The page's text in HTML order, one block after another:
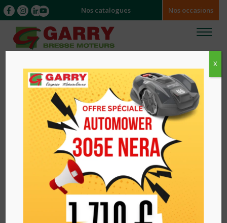
Nos catalogues Nos occasions
MATERIELS / Scarificateur
X